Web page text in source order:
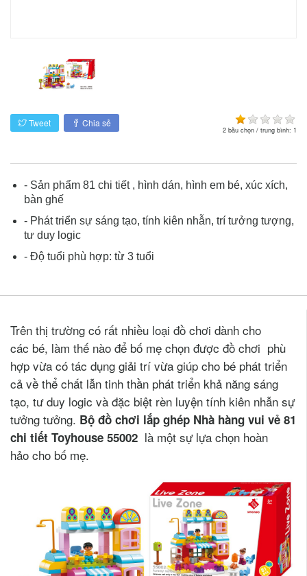
2 bầu chọn / trung bình: 1
Tweet Chia sẻ
- Sản phẩm 81 chi tiết , hình dán, hình em bé, xúc xích,
bàn ghế
- Phát triển sự sáng tạo, tính kiên nhẫn, trí tưởng tượng,
tư duy logic
- Độ tuổi phù hợp: từ 3 tuổi
Trên thị trường có rất nhiều loại đồ chơi dành cho
các bé, làm thế nào để bố mẹ chọn được đồ chơi phù
hợp vừa có tác dụng giải trí vừa giúp cho bé phát triển
cả về thể chất lẫn tinh thần phát triển khả năng sáng
tạo, tư duy logic và đặc biệt rèn luyện tính kiên nhẫn sự
tưởng tưởng. Bộ đồ chơi lắp ghép Nhà hàng vui vẻ 81
chi tiết Toyhouse 55002 là một sự lựa chọn hoàn
hảo cho bố mẹ.